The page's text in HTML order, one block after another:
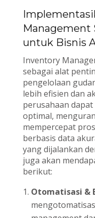
Management
untuk Bisnis
Inventory
sebagai alat
pengelolaan
lebih efisien dan
perusahaan
optimal,
mempercepat
berbasis data
yang dijalankan
juga akan
berikut:
Otomatisasi &